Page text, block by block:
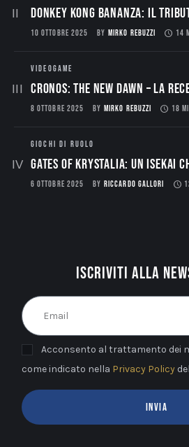
Donkey Kong Bananza: Il
10 OTTOBRE 2025 BY MIRKO REBUZZI 14
VIDEOGAME
CRONOS: THE NEW DAWN – La
8 OTTOBRE 2025 BY MIRKO REBUZZI 18
GIOCHI DI RUOLO
Gates of Krystalia: Un Isekai
6 OTTOBRE 2025 BY RICCARDO GALLORI
Iscriviti alla
Acconsento al trattamento dei
come indicato nella Privacy Policy
INVIA